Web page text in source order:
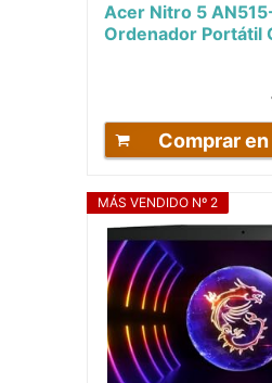
Acer Nitro 5
Ordenador Portátil
Full HD IPS 144Hz
Comprar
MÁS VENDIDO Nº 2